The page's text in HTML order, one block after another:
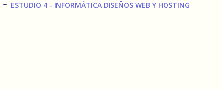
ESTUDIO 4 - INFORMÁTICA DISEÑOS WEB Y HOSTING